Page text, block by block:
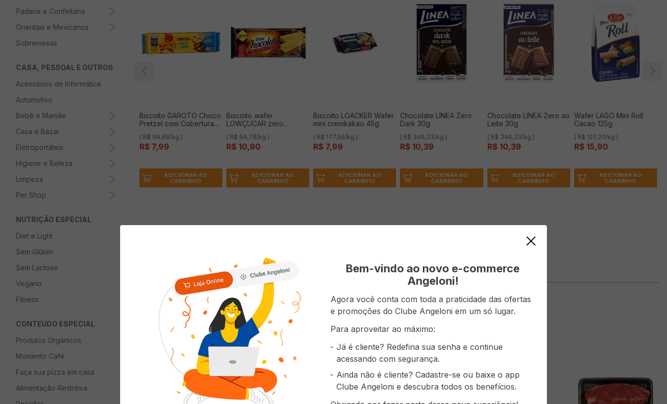
Padaria e Confeitaria
Orientais e Mexicanos
Sobremesas
CASA, PESSOAL E OUTROS
Acessórios de Informática
Automotivo
Bebê e Mamãe
Casa e Bazar
Eletroportáteis
Higiene e Beleza
Limpeza
Pet Shop
NUTRIÇÃO ESPECIAL
Diet e Light
Sem Glúten
Sem Lactose
Vegano
Fitness
CONTEÚDO ESPECIAL
Produtos Orgânicos
Momento Café
Faça sua pizza em casa
Alimentação Restritiva
Biscoito GAROTO Choco
Pretzel com Cobertura
80g
( R$ 99,88/kg )
R$ 7,99
ADICIONAR AO
CARRINHO
Biscoito wafer
LOWÇUCAR zero
( R$ 94,78/kg )
R$ 10,90
ADICIONAR AO
CARRINHO
Biscoito LOACKER Wafer
mini cremkakao 45g
( R$ 177,56/kg )
R$ 7,99
ADICIONAR AO
CARRINHO
Chocolate LINEA Zero
Dark 30g
( R$ 346,33/kg )
R$ 10,39
ADICIONAR AO
CARRINHO
Chocolate LINEA Zero ao
Leite 30g
( R$ 346,33/kg )
R$ 10,39
ADICIONAR AO
CARRINHO
Wafer LAGO Mini Roll
Cacao 125g
( R$ 127,20/kg )
R$ 15,90
ADICIONAR AO
CARRINHO
Wafer LAGO Mini Party Coco 125g
Quem viu comprou também
Bem-vindo ao novo e-commerce
Angeloni!
Agora você conta com toda a praticidade das ofertas
e promoções do Clube Angeloni em um só lugar.
Para aproveitar ao máximo:
Já é cliente? Redefina sua senha e continue
acessando com segurança.
Ainda não é cliente? Cadastre-se ou baixe o app
Clube Angeloni e descubra todos os benefícios.